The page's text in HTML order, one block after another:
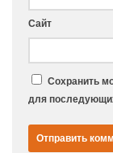
Сайт
Сохранить
для